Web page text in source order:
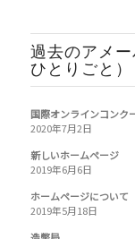
過去のアメ
ひとりごと）
国際オンラインコンク
2020年7月2日
新しいホームページ
2019年6月6日
ホームページについて
2019年5月18日